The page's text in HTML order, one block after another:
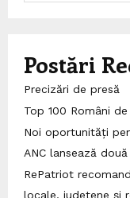
Postări
Precizări de presă
Top 100 Români
Noi oportunități
ANC lansează
RePatriot
locale, județene și